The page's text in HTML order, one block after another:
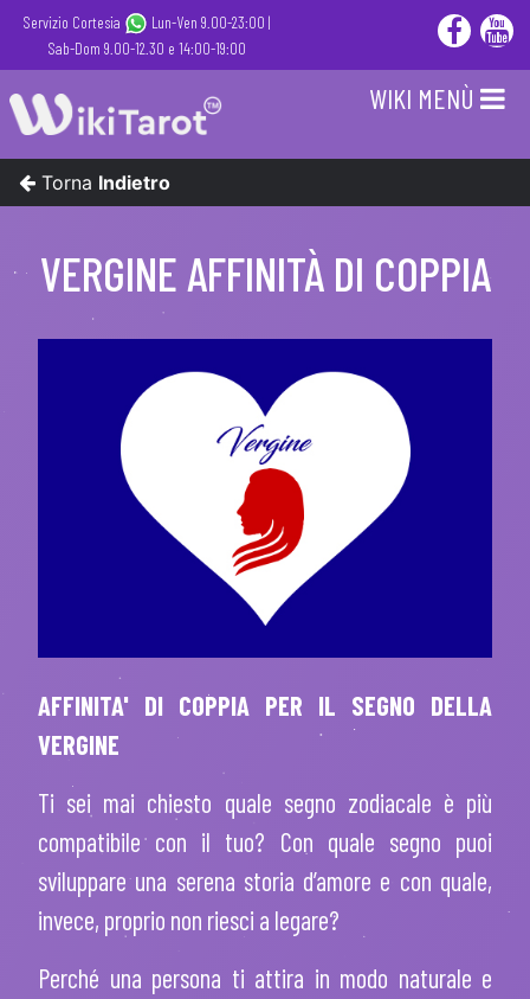
Servizio Cortesia
Lun-Ven 9.00-23:00 |
Sab-Dom 9.00-12.30 e 14:00-19:00
WIKI MENÙ
Torna Indietro
VERGINE AFFINITÀ DI COPPIA
AFFINITA' DI COPPIA PER IL SEGNO DELLA
VERGINE
Ti sei mai chiesto quale segno zodiacale è più
compatibile con il tuo? Con quale segno puoi
sviluppare una serena storia d’amore e con quale,
invece, proprio non riesci a legare?
Perché una persona ti attira in modo naturale e